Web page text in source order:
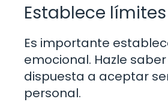
Establece
Es importante
emocional. Hazle
dispuesta a aceptar
personal.